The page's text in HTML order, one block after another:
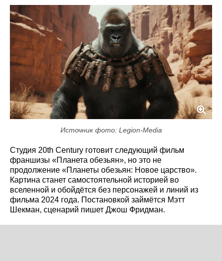
Источник фото: Legion-Media
Студия 20th Century готовит следующий фильм
франшизы «Планета обезьян», но это не
продолжение «Планеты обезьян: Новое царство».
Картина станет самостоятельной историей во
вселенной и обойдётся без персонажей и линий из
фильма 2024 года. Постановкой займётся Мэтт
Шекман, сценарий пишет Джош Фридман.